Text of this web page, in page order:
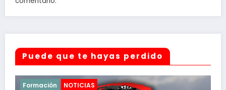
Puede que te hayas perdido
NOTICIAS